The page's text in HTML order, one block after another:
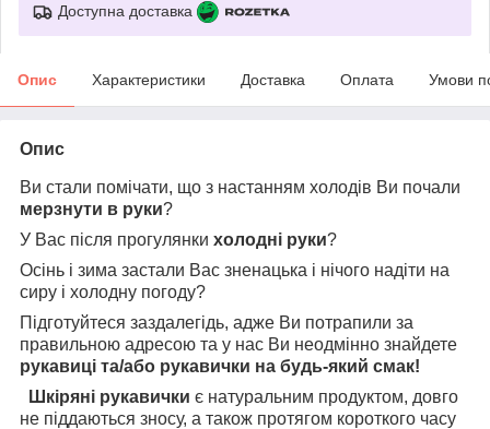
Доступна доставка
Опис Характеристики Доставка Оплата Умови
Опис
Ви стали помічати, що з настанням холодів Ви почали
мерзнути в руки?
У Вас після прогулянки холодні руки?
Осінь і зима застали Вас зненацька і нічого надіти на
сиру і холодну погоду?
Підготуйтеся заздалегідь, адже Ви потрапили за
правильною адресою та у нас Ви неодмінно знайдете
рукавиці та/або рукавички на будь-який смак!
Шкіряні рукавички є натуральним продуктом, довго
не піддаються зносу, а також протягом короткого часу